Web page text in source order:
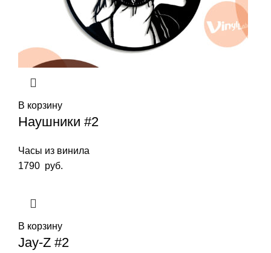
В корзину
Наушники #2
Часы из винила
1790 руб.
В корзину
Jay-Z #2